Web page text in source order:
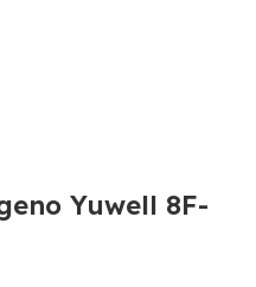
Yuwell 8F-